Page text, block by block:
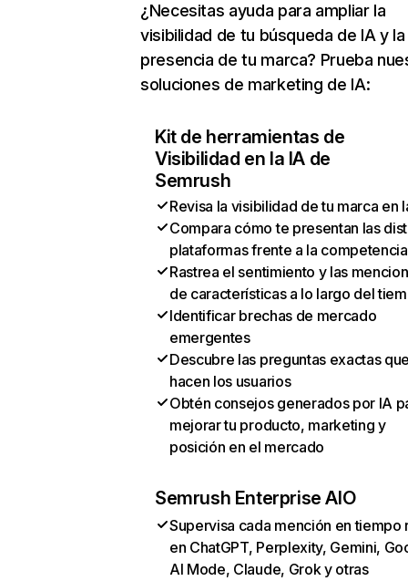
¿Necesitas ayuda para ampliar la
visibilidad de tu búsqueda de IA y la
presencia de tu marca? Prueba
soluciones de marketing de IA:
Kit de herramientas de
Visibilidad en la IA de
Semrush
Revisa la visibilidad de tu marca en
Compara cómo te presentan las
plataformas frente a la competencia
Rastrea el sentimiento y las
de características a lo largo del
Identificar brechas de mercado
emergentes
Descubre las preguntas exactas
hacen los usuarios
Obtén consejos generados por IA
mejorar tu producto, marketing y
posición en el mercado
Semrush Enterprise AIO
Supervisa cada mención en tiempo
en ChatGPT, Perplexity, Gemini,
AI Mode, Claude, Grok y otras